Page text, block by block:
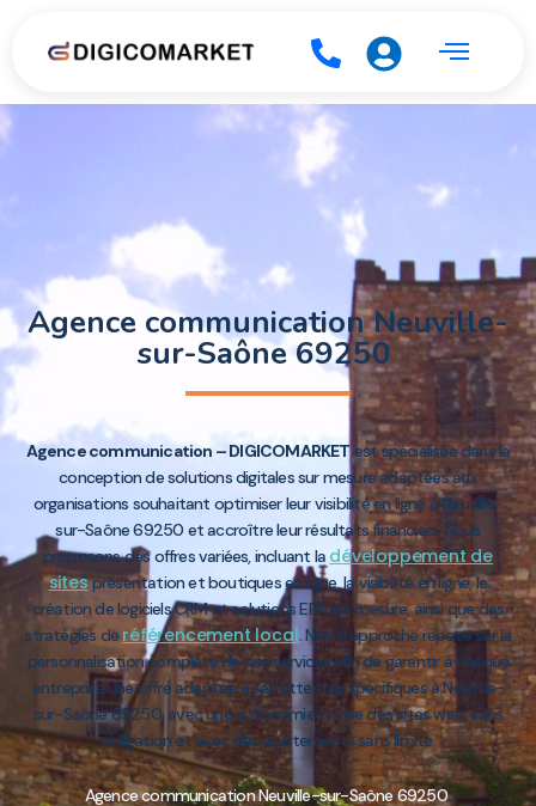
Agence communication Neuville-
sur-Saône 69250
Agence communication – DIGICOMARKETest spécialisée dans la
conception de solutions digitales sur mesure adaptées aux
organisations souhaitant optimiser leur visibilité en ligne à Neuville-
sur-Saône 69250 et accroître leur résultats financiers. Nous
proposons des offres variées, incluant la développement de
sitesprésentation et boutiques en ligne, la visibilité en ligne, le
création de logiciels CRM et solutions ERP sur mesure, ainsi que des
stratégies deréférencement local . Notre approche repose sur la
personnalisation complète de nos services afin de garantir à chaque
entreprise une offre adaptée à ses attentes spécifiques à Neuville-
sur-Saône 69250, avec une autonomie totale des sites web, sans
obligation et avec des ajustements sans limite.
Agence communication Neuville-sur-Saône 69250